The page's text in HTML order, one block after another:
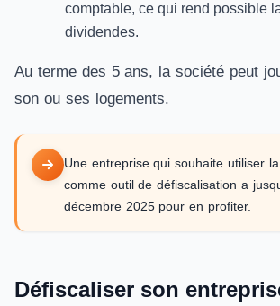
comptable, ce qui rend possible
dividendes.
Au terme des 5 ans, la société peut
son ou ses logements.
Une entreprise qui souhaite utiliser
comme outil de défiscalisation a
décembre 2025 pour en profiter.
Défiscaliser son